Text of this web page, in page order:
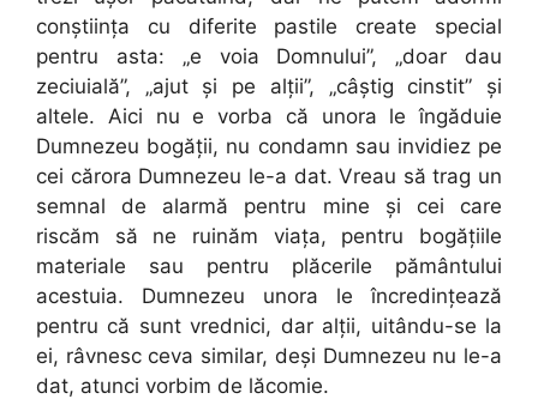
conştiinţa cu diferite pastile create special
pentru asta: „e voia Domnului”, „doar dau
zeciuială”, „ajut şi pe alţii”, „câştig cinstit” şi
altele. Aici nu e vorba că unora le îngăduie
Dumnezeu bogăţii, nu condamn sau invidiez pe
cei cărora Dumnezeu le-a dat. Vreau să trag un
semnal de alarmă pentru mine şi cei care
riscăm să ne ruinăm viaţa, pentru bogăţiile
materiale sau pentru plăcerile pământului
acestuia. Dumnezeu unora le încredinţează
pentru că sunt vrednici, dar alţii, uitându-se la
ei, râvnesc ceva similar, deşi Dumnezeu nu le-a
dat, atunci vorbim de lăcomie.